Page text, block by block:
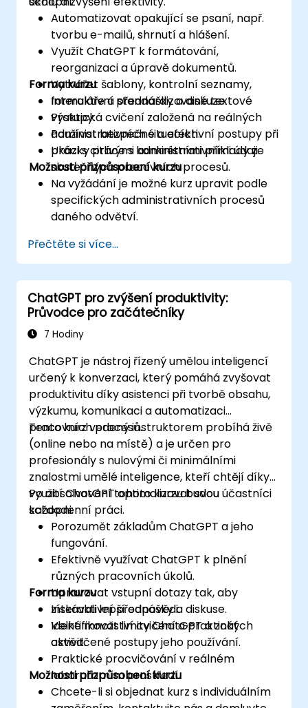
Automatizovat opakující se psaní, např.
tvorbu e-mailů, shrnutí a hlášení.
Využít ChatGPT k formátování,
reorganizaci a úpravě dokumentů.
Vytvářet šablony, kontrolní seznamy,
formuláře a standardizované textové
výstupy.
Používat bezpečné a efektivní postupy při
práci s citlivými administrativními údaji.
Forma kurzu
Interaktivní přednášky a diskuze.
Praktická cvičení založená na reálných
administrativních situacích.
Ukázky práce s konkrétními příklady ze
skutečných pracovních procesů.
Možnosti přizpůsobení kurzu
Na vyžádání je možné kurz upravit podle
specifických administrativních procesů
daného odvětví.
Přečtěte si více...
ChatGPT pro zvýšení produktivity:
Průvodce pro začátečníky
7 Hodiny
ChatGPT je nástroj řízený umělou inteligencí
určený k konverzaci, který pomáhá zvyšovat
produktivitu díky asistenci při tvorbě obsahu,
výzkumu, komunikaci a automatizaci
pracovních procesů.
Tento kurz vedený instruktorem probíhá živě
(online nebo na místě) a je určen pro
profesionály s nulovými či minimálními
znalostmi umělé inteligence, kteří chtějí díky
využití ChatGPT optimalizovat svou
každodenní práci.
Po absolvování tohoto kurzu budou účastníci
schopni:
Porozumět základům ChatGPT a jeho
fungování.
Efektivně využívat ChatGPT k plnění
různých pracovních úkolů.
Upravovat vstupní dotazy tak, aby
získávali lepší odpovědi.
Identifikovat limity ChatGPT a znát
osvědčené postupy jeho používání.
Forma kurzu
Interaktivní přednášky a diskuse.
Velké množství cvičení a praktických
aktivit.
Praktické procvičování v reálném
laboratorním prostředí.
Možnosti přizpůsobení kurzu
Chcete-li si objednat kurz s individuálním